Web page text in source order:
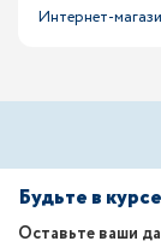
Интернет-
Будьте в
Оставьте ваши